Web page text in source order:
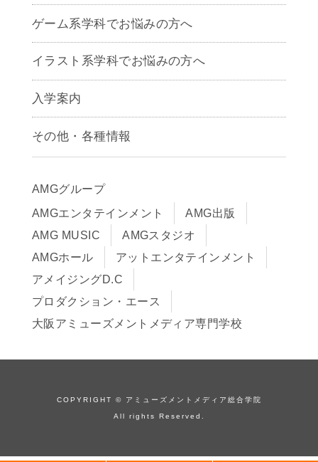
ゲームクリエイター学科
CG学科
アニメーション学科
声優学科
ゲーム系学科でお悩みの方へ
イラスト系学科でお悩みの方へ
入学案内
募集要項
早期出願制度・AOエントリー
入学までの流れ
学費サポート・各種制度
学費について
Q&A
その他・各種情報
アクセス
サイトポリシー
在校生・保護者の方へ
卒業生の皆様へ
AMGグループ
AMGエンタテインメント
AMG出版
AMG MUSIC
AMGスタジオ
AMGホール
アットエンタテインメント
アメイジングD.C
プロダクション・エース
大阪アミューズメントメディア専門学校
COPYRIGHT © アミューズメントメディア総合学院
All rights Reserved.